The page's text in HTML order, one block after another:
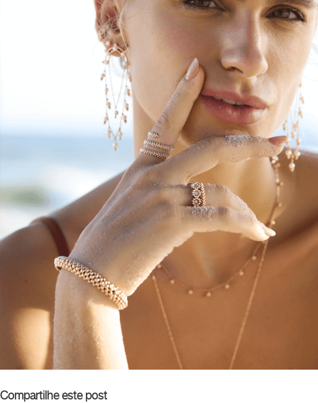
Compartilhe este post